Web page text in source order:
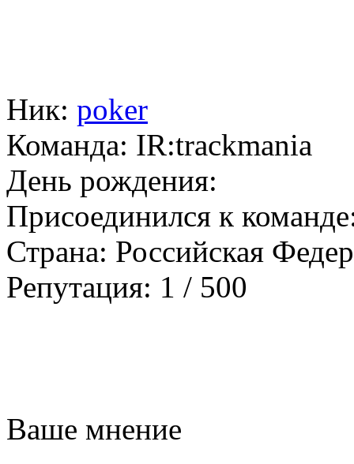
Ник: poker
Команда: IR:trackmania
День рождения:
Присоединился к
Страна: Российская
Репутация: 1 / 500
Ваше мнение